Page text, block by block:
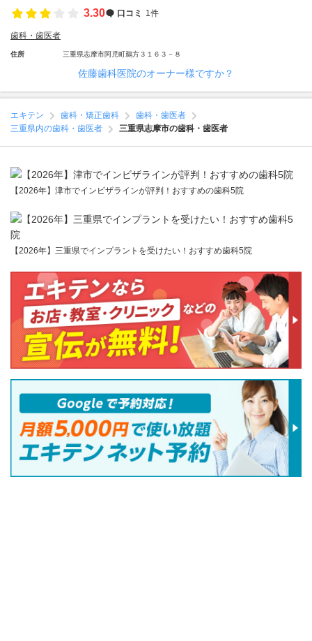
3.30
口コミ 1件
歯科・歯医者
住所 三重県志摩市阿児町鵜方３１６３－８
佐藤歯科医院のオーナー様ですか？
エキテン 歯科・矯正歯科
歯科・歯医者
三重県内の歯科・歯医者
三重県志摩市の歯科・歯医者
【2026年】津市でインビザラインが評判！おすすめの歯科5院
【2026年】三重県でインプラントを受けたい！おすすめ歯科5院